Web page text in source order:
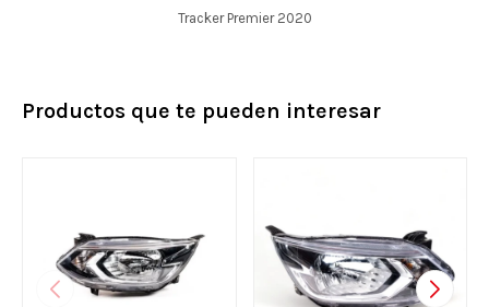
Tracker Premier 2020
Productos que te pueden interesar